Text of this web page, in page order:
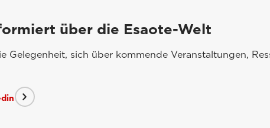
über die Esaote-Welt
Gelegenheit, sich über kommende Veranstaltungen,